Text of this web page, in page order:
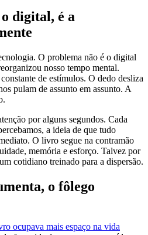
digital, é a
O problema não é o digital
nosso tempo mental.
de estímulos. O dedo desliza
pulam de assunto em assunto. A
por alguns segundos. Cada
a ideia de que tudo
O livro segue na contramão
memória e esforço. Talvez por
cotidiano treinado para a dispersão.
o fôlego
ocupava mais espaço na vida